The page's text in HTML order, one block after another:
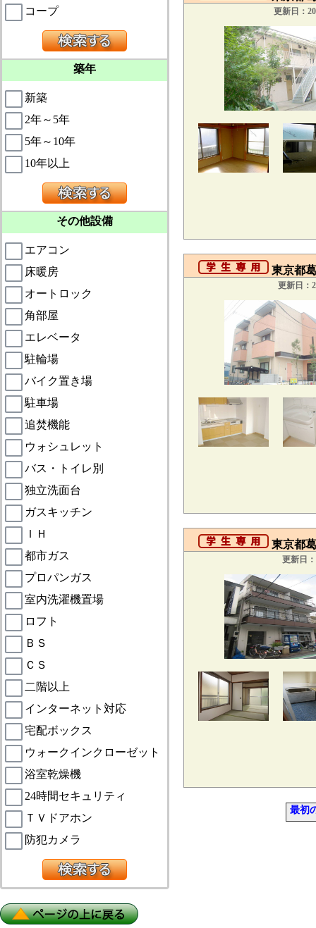
コープ
築年
新築
2年～5年
5年～10年
10年以上
その他設備
エアコン
床暖房
オートロック
角部屋
エレベータ
駐輪場
バイク置き場
駐車場
追焚機能
ウォシュレット
バス・トイレ別
独立洗面台
ガスキッチン
ＩＨ
都市ガス
プロパンガス
室内洗濯機置場
ロフト
ＢＳ
ＣＳ
二階以上
インターネット対応
宅配ボックス
ウォークインクローゼット
浴室乾燥機
24時間セキュリティ
ＴＶドアホン
防犯カメラ
更新日：
東京都
更新日：
東京都
更新日
最初